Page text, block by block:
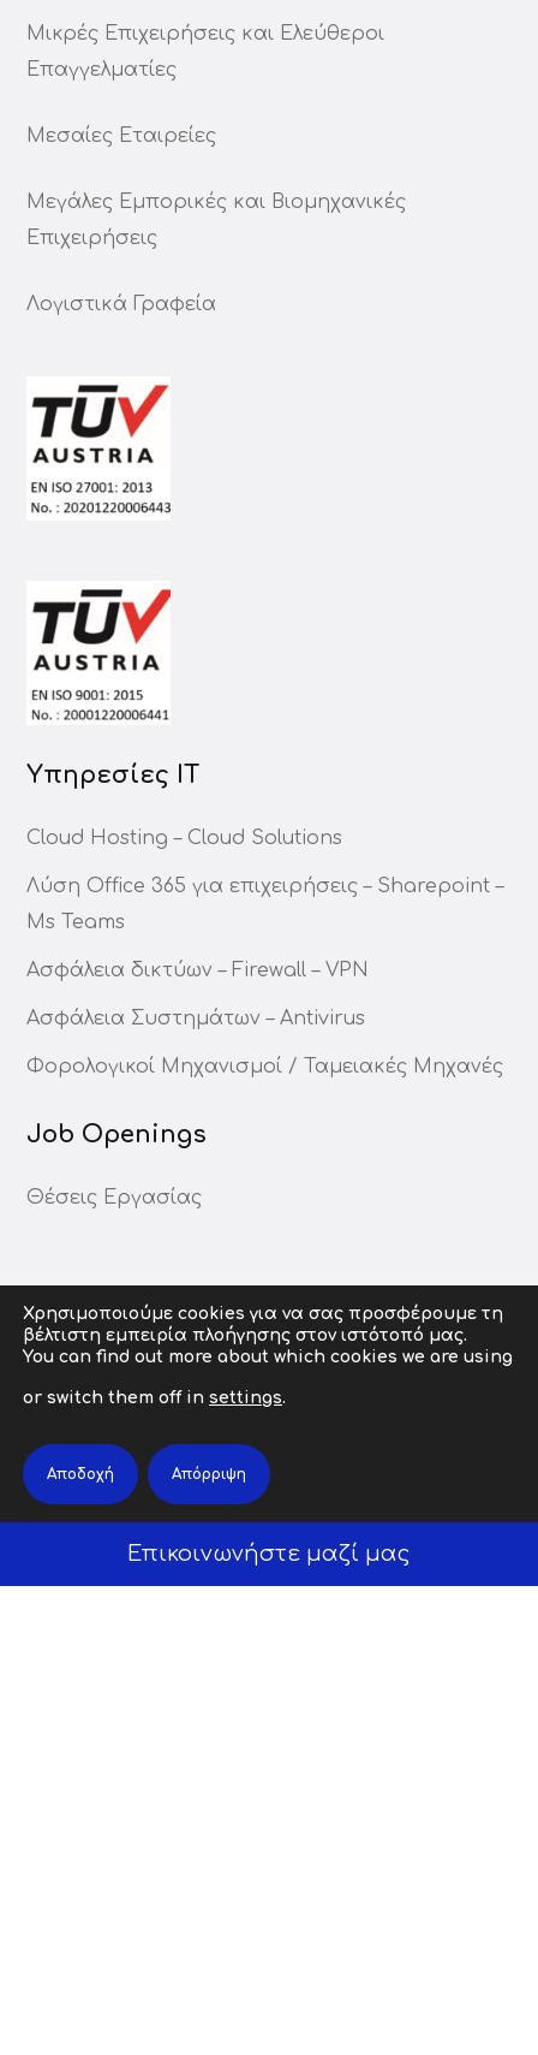
Μικρές Επιχειρήσεις και Ελεύθεροι
Επαγγελματίες
Μεσαίες Εταιρείες
Μεγάλες Εμπορικές και Βιομηχανικές
Επιχειρήσεις
Λογιστικά Γραφεία
Υπηρεσίες ΙΤ
Cloud Hosting – Cloud Solutions
Λύση Office 365 για επιχειρήσεις – Sharepoint –
Ms Teams
Ασφάλεια δικτύων – Firewall – VPN
Ασφάλεια Συστημάτων – Antivirus
Φορολογικοί Μηχανισμοί / Ταμειακές Μηχανές
Job Openings
Θέσεις Εργασίας
Χρησιμοποιούμε cookies για να σας προσφέρουμε τη
βέλτιστη εμπειρία πλοήγησης στον ιστότοπό μας.
You can find out more about which cookies we are using
or switch them off in settings.
Αποδοχή Απόρριψη
Επικοινωνήστε μαζί μας